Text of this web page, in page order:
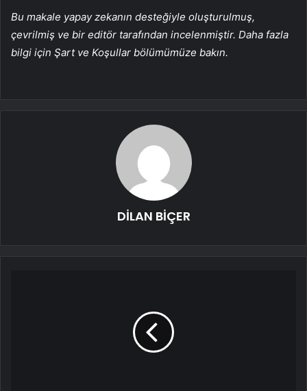
Bu makale yapay zekanın desteğiyle oluşturulmuş,
çevrilmiş ve bir editör tarafından incelenmiştir. Daha fazla
bilgi için Şart ve Koşullar bölümümüze bakın.
DİLAN BİÇER